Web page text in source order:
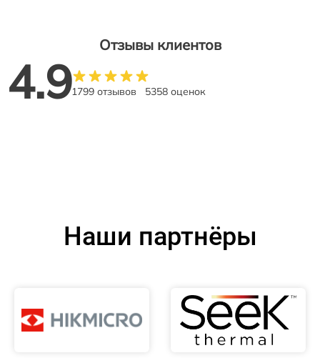
Отзывы клиентов
4.91799 отзывов 5358 оценок
Наши партнёры